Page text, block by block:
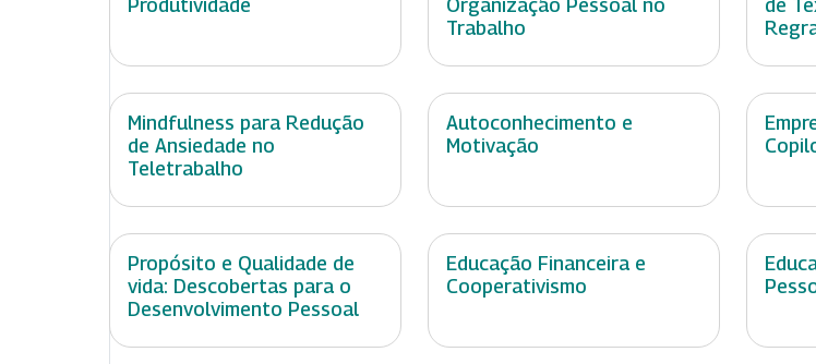
Produtividade
Organização Pessoal no
Trabalho
de
Mindfulness para Redução
de Ansiedade no
Teletrabalho
Autoconhecimento e
Motivação
Propósito e Qualidade de
vida: Descobertas para o
Desenvolvimento Pessoal
Educação Financeira e
Cooperativismo